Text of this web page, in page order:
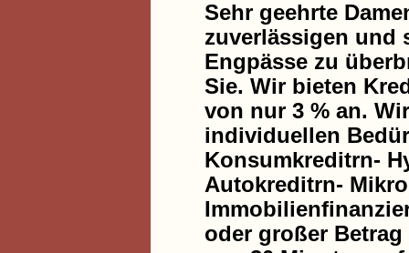
Sehr geehrte
zuverlässigen und
Engpässe zu
Sie. Wir bieten
von nur 3 % an.
individuellen
Konsumkreditrn-
Autokreditrn-
oder großer